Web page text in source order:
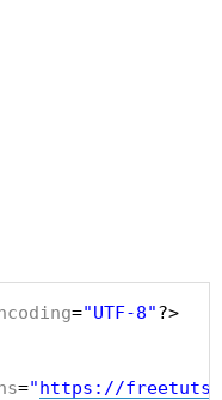
="UTF-8"?>
="https://